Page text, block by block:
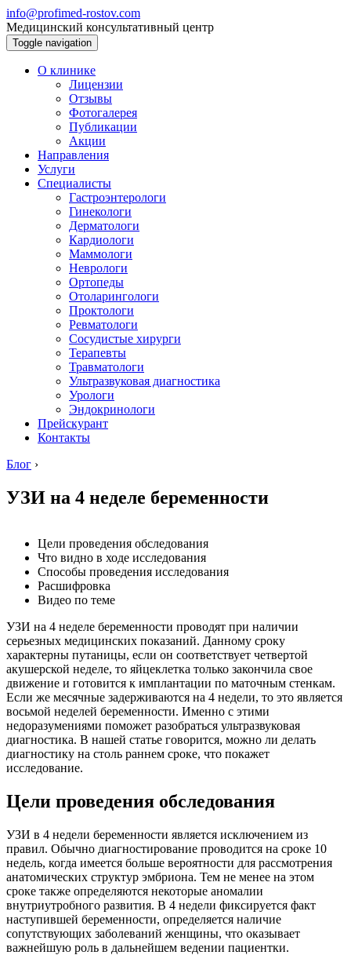
info@profimed-rostov.com
Медицинский консультативный центр
Toggle navigation
О клинике
Лицензии
Отзывы
Фотогалерея
Публикации
Акции
Направления
Услуги
Специалисты
Гастроэнтерологи
Гинекологи
Дерматологи
Кардиологи
Маммологи
Неврологи
Ортопеды
Отоларингологи
Проктологи
Ревматологи
Сосудистые хирурги
Терапевты
Травматологи
Ультразвуковая диагностика
Урологи
Эндокринологи
Прейскурант
Контакты
Блог ›
УЗИ на 4 неделе беременности
Цели проведения обследования
Что видно в ходе исследования
Способы проведения исследования
Расшифровка
Видео по теме
УЗИ на 4 неделе беременности проводят при наличии
серьезных медицинских показаний. Данному сроку
характерны путаницы, если он соответствует четвертой
акушерской неделе, то яйцеклетка только закончила свое
движение и готовится к имплантации по маточным стенкам.
Если же месячные задерживаются на 4 недели, то это является
восьмой неделей беременности. Именно с этими
недоразумениями поможет разобраться ультразвуковая
диагностика. В нашей статье говорится, можно ли делать
диагностику на столь раннем сроке, что покажет
исследование.
Цели проведения обследования
УЗИ в 4 недели беременности является исключением из
правил. Обычно диагностирование проводится на сроке 10
недель, когда имеется больше вероятности для рассмотрения
анатомических структур эмбриона. Тем не менее на этом
сроке также определяются некоторые аномалии
внутриутробного развития. В 4 недели фиксируется факт
наступившей беременности, определяется наличие
сопутствующих заболеваний женщины, что оказывает
важнейшую роль в дальнейшем ведении пациентки.